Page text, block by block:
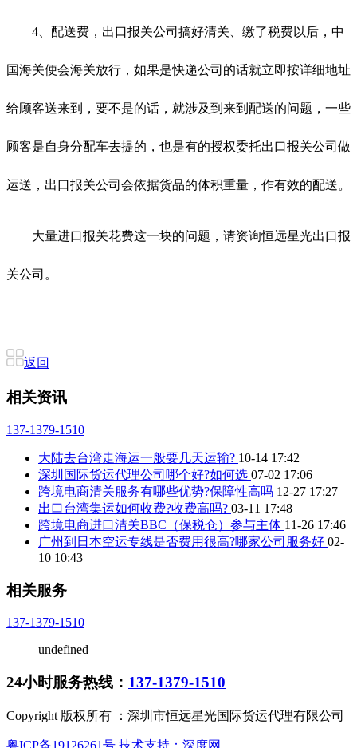
4、配送费，出口报关公司搞好清关、缴了税费以后，中
国海关便会海关放行，如果是快递公司的话就立即按详细地址
给顾客送来到，要不是的话，就涉及到来到配送的问题，一些
顾客是自身分配车去提的，也是有的授权委托出口报关公司做
运送，出口报关公司会依据货品的体积重量，作有效的配送。
大量进口报关花费这一块的问题，请资询恒远星光出口报
关公司。
返回
相关资讯
137-1379-1510
大陆去台湾走海运一般要几天运输? 10-14 17:42
深圳国际货运代理公司哪个好?如何选 07-02 17:06
跨境电商清关服务有哪些优势?保障性高吗 12-27 17:27
出口台湾集运如何收费?收费高吗? 03-11 17:48
跨境电商进口清关BBC（保税仓）参与主体 11-26 17:46
广州到日本空运专线是否费用很高?哪家公司服务好 02-
10 10:43
相关服务
137-1379-1510
undefined
24小时服务热线： 137-1379-1510
Copyright 版权所有 ：深圳市恒远星光国际货运代理有限公司
粤ICP备19126261号 技术支持：深度网